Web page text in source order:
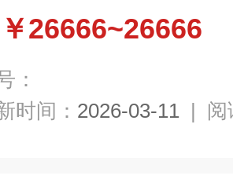
￥26666~26666
：
时间： 2026-03-11 | 阅